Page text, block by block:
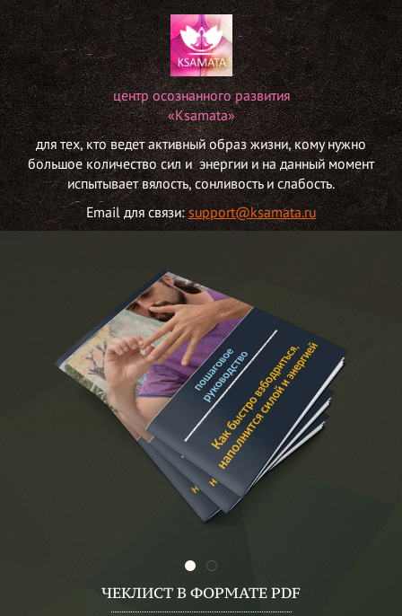
центр осознанного развития
«Ksamata»
для тех, кто ведет активный образ жизни, кому нужно
большое количество сил и энергии и на данный момент
испытывает вялость, сонливость и слабость.
Email для связи:support@ksamata.ru
ЧЕКЛИСТ В ФОРМАТЕ PDF